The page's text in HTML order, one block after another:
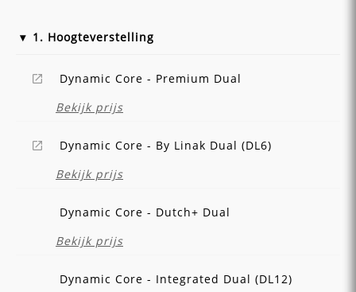
1. Hoogteverstelling
Dynamic Core - Premium Dual
Bekijk prijs
Dynamic Core - By Linak Dual (DL6)
Bekijk prijs
Dynamic Core - Dutch+ Dual
Bekijk prijs
Dynamic Core - Integrated Dual (DL12)